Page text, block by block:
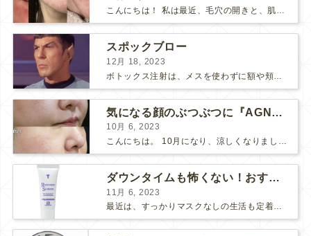
こんにちは！ 私は最近、毛穴の開きと、肌のごわつきが気になって、なんとかお肌をツヤツヤにしたいな〜と思っていました… そこで！ダーマペン『ヴェルベットスキン』を受けました♪ 経過ごとに写...
スポックブロー
12月 18, 2023
気になる顔のぶつぶつに『AGNES』
10月 6, 2023
こんにちは。 10月になり、涼しくなりましたね。 先日、美味しい栗が届いたので栗ご飯を作りました。 お米3合にお水を入れて、 料理酒大さじ2、塩小さじ1、栗を大量に投入！ 美味しくで...
ダウンタイムも怖くない！おすすめコスメ2選！
11月 6, 2023
最近は、すっかりマスクなしの生活も定着してきましたね。 マスク必須の時は面倒だし、息苦しいし、早くマスクなしの生活に戻らないかな～と思っていましたが、そんなマスク生活にもメリットがありました。そ...